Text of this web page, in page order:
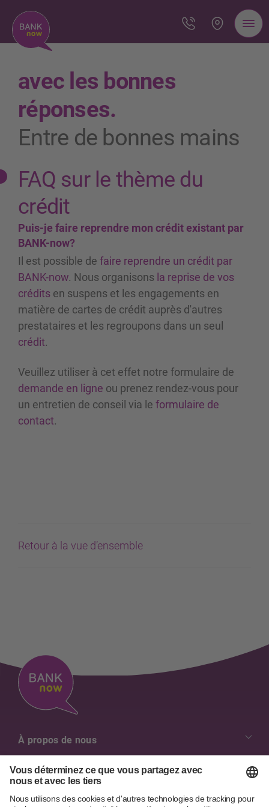
avec les bonnes
réponses.
Entre de bonnes mains
FAQ sur le thème du
crédit
Puis-je faire reprendre mon crédit existant par
BANK-now?
Il est possible de faire reprendre un crédit par
BANK-now. Nous organisons la reprise de vos
crédits en suspens et les engagements en
matière de cartes de crédit auprès d'autres
prestataires et les regroupons dans un seul
crédit.
Veuillez utiliser à cet effet notre formulaire de
demande en ligne ou prenez rendez-vous pour
un entretien de conseil via le formulaire de
contact.
Retour à la vue d’ensemble
À propos de nous
Nos valeurs
Aperçu des contacts